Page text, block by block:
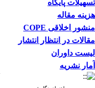
تسهیلات پایگاه
هزینه مقاله
منشور اخلاقی COPE
مقالات در انتظار انتشار
لیست داوران
آمار نشریه